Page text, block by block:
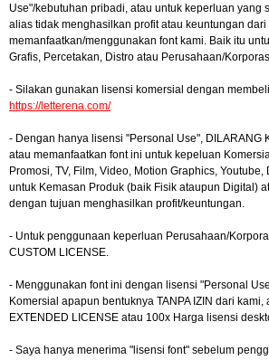
Use"/kebutuhan pribadi, atau untuk keperluan yang
alias tidak menghasilkan profit atau keuntungan dari
memanfaatkan/menggunakan font kami. Baik itu
Grafis, Percetakan, Distro atau Perusahaan/
- Silakan gunakan lisensi komersial dengan
https://letterena.com/
- Dengan hanya lisensi "Personal Use", DILARANG
atau memanfaatkan font ini untuk kepeluan
Promosi, TV, Film, Video, Motion Graphics,
untuk Kemasan Produk (baik Fisik ataupun Digital)
dengan tujuan menghasilkan profit/keuntungan.
- Untuk penggunaan keperluan Perusahaan/
CUSTOM LICENSE.
- Menggunakan font ini dengan lisensi "Personal
Komersial apapun bentuknya TANPA IZIN dari
EXTENDED LICENSE atau 100x Harga lisensi
- Saya hanya menerima "lisensi font" sebelum